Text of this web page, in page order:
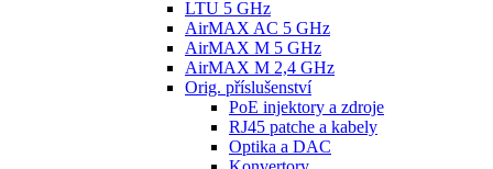
LTU 5 GHz
AirMAX AC 5 GHz
AirMAX M 5 GHz
AirMAX M 2,4 GHz
Orig. příslušenství
PoE injektory a zdroje
RJ45 patche a kabely
Optika a DAC